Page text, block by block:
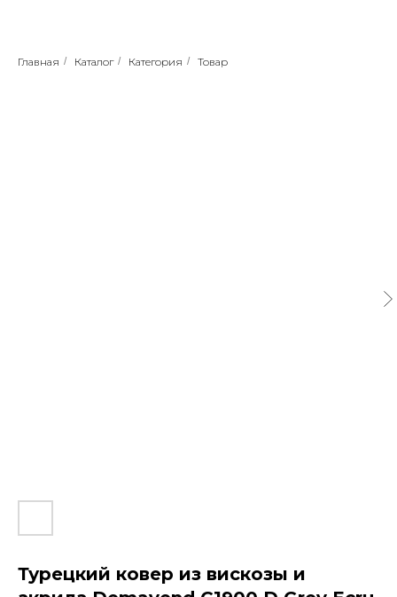
Главная / Каталог / Категория / Товар
Турецкий ковер из вискозы и